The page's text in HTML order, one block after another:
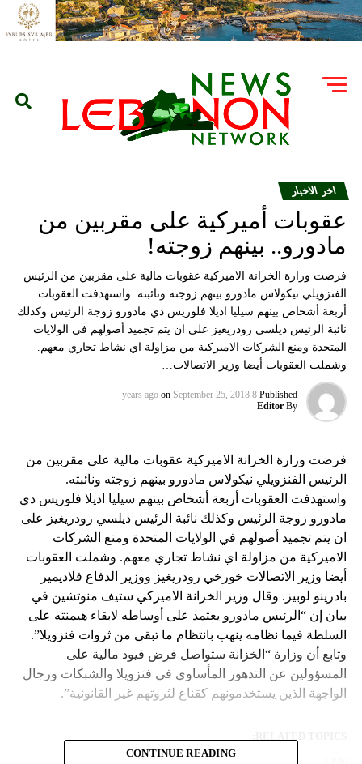
اخر الاخبار
عقوبات أميركية على مقربين من
مادورو.. بينهم زوجته!
فرضت وزارة الخزانة الاميركية عقوبات مالية على مقربين من الرئيس
الفنزويلي نيكولاس مادورو بينهم زوجته ونائبته. واستهدفت العقوبات
أربعة أشخاص بينهم سيليا اديلا فلوريس دي مادورو زوجة الرئيس وكذلك
نائبة الرئيس ديلسي رودريغيز على ان يتم تجميد أصولهم في الولايات
المتحدة ومنع الشركات الاميركية من مزاولة اي نشاط تجاري معهم.
وشملت العقوبات أيضا وزير الاتصالات…
Published
8 years ago
on September 25, 2018
By
Editor
فرضت وزارة الخزانة الاميركية عقوبات مالية على مقربين من
الرئيس الفنزويلي نيكولاس مادورو بينهم زوجته ونائبته.
واستهدفت العقوبات أربعة أشخاص بينهم سيليا اديلا فلوريس دي
مادورو زوجة الرئيس وكذلك نائبة الرئيس ديلسي رودريغيز على
ان يتم تجميد أصولهم في الولايات المتحدة ومنع الشركات
الاميركية من مزاولة اي نشاط تجاري معهم. وشملت العقوبات
أيضا وزير الاتصالات خورخي رودريغيز ووزير الدفاع فلاديمير
بادرينو لوبيز. وقال وزير الخزانة الاميركي ستيف منوتشين في
بيان إن “الرئيس مادورو يعتمد على أوساطه لابقاء هيمنته على
السلطة فيما نظامه ينهب بانتظام ما تبقى من ثروات فنزويلا”.
وتابع أن وزارة “الخزانة ستواصل فرض قيود مالية على
المسؤولين عن التدهور المأساوي في فنزويلا والشبكات ورجال
الواجهة الذين يستخدمونهم كقناع لثروتهم غير القانونية”.
CONTINUE READING